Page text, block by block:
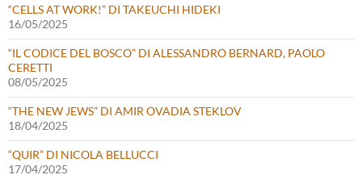
“CELLS AT WORK!” DI TAKEUCHI HIDEKI
16/05/2025
“IL CODICE DEL BOSCO” DI ALESSANDRO BERNARD, PAOLO
CERETTI
08/05/2025
“THE NEW JEWS” DI AMIR OVADIA STEKLOV
18/04/2025
“QUIR” DI NICOLA BELLUCCI
17/04/2025